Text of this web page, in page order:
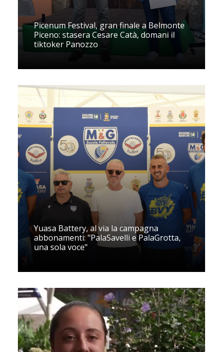
Picenum Festival, gran finale a Belmonte
Piceno: stasera Cesare Catà, domani il
tiktoker Panozzo
Yuasa Battery, al via la campagna
abbonamenti: "PalaSavelli e PalaGrotta,
una sola voce"